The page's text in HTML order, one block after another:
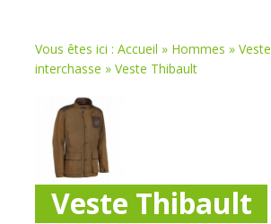
Vous êtes ici : Accueil » Hommes » Veste
interchasse » Veste Thibault
Veste Thibault